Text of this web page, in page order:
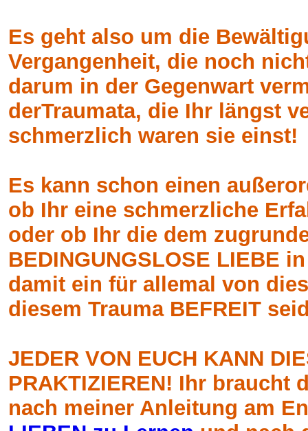
Es geht also um die
Vergangenheit, die noch
darum in der Gegenwart
derTraumata, die Ihr längst
schmerzlich waren sie einst!
Es kann schon einen
ob Ihr eine schmerzliche
oder ob Ihr die dem
BEDINGUNGSLOSE LIEBE
damit ein für allemal von
diesem Trauma BEFREIT
JEDER VON EUCH KANN
PRAKTIZIEREN! Ihr braucht
nach meiner Anleitung am